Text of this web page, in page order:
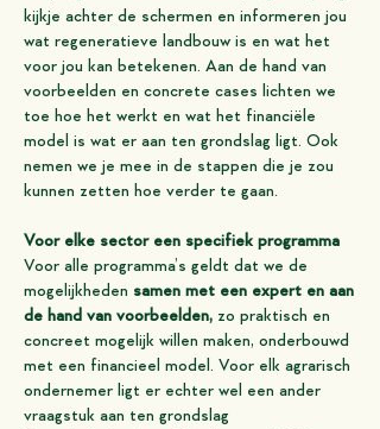
kijkje achter de schermen en informeren jou
wat regeneratieve landbouw is en wat het
voor jou kan betekenen. Aan de hand van
voorbeelden en concrete cases lichten we
toe hoe het werkt en wat het financiële
model is wat er aan ten grondslag ligt. Ook
nemen we je mee in de stappen die je zou
kunnen zetten hoe verder te gaan.
Voor elke sector een specifiek programma
Voor alle programma’s geldt dat we de
mogelijkheden samen met een expert en aan
de hand van voorbeelden, zo praktisch en
concreet mogelijk willen maken, onderbouwd
met een financieel model. Voor elk agrarisch
ondernemer ligt er echter wel een ander
vraagstuk aan ten grondslag